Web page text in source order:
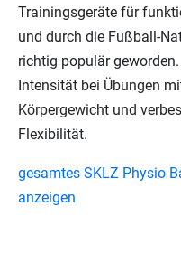
Trainingsgeräte für
und durch die Fußball-
richtig populär
Intensität bei Übungen
Körpergewicht und
Flexibilität.
gesamtes SKLZ Physio
anzeigen